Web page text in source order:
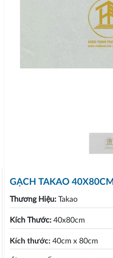
GẠCH TAKAO
Thương Hiệu: Takao
Kích Thước: 40x80cm
Kích thước: 40cm x 80cm